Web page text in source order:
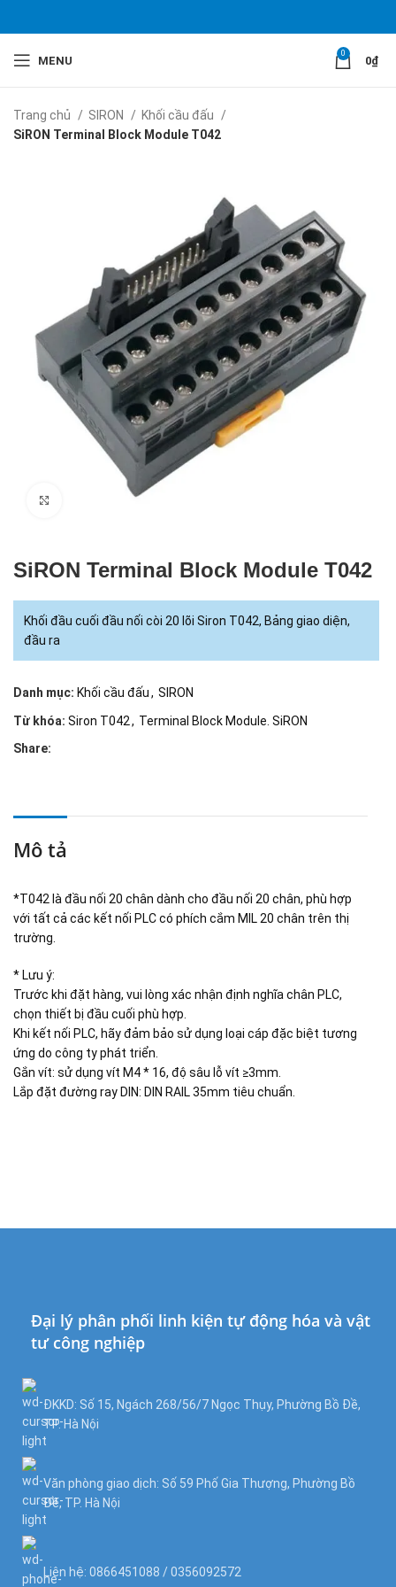
MENU
0
0₫
Trang chủ SIRON
Khối cầu đấu
SiRON Terminal Block Module T042
Click to enlarge
SiRON Terminal Block Module T042
Khối đầu cuối đầu nối còi 20 lõi Siron T042, Bảng giao diện,
đầu ra
Danh mục: Khối cầu đấu, SIRON
Từ khóa: Siron T042, Terminal Block Module. SiRON
Share:
Mô tả
*T042 là đầu nối 20 chân dành cho đầu nối 20 chân, phù hợp
với tất cả các kết nối PLC có phích cắm MIL 20 chân trên thị
trường.
* Lưu ý:
Trước khi đặt hàng, vui lòng xác nhận định nghĩa chân PLC,
chọn thiết bị đầu cuối phù hợp.
Khi kết nối PLC, hãy đảm bảo sử dụng loại cáp đặc biệt tương
ứng do công ty phát triển.
Gắn vít: sử dụng vít M4 * 16, độ sâu lỗ vít ≥3mm.
Lắp đặt đường ray DIN: DIN RAIL 35mm tiêu chuẩn.
Đại lý phân phối linh kiện tự động hóa và vật
tư công nghiệp
ĐKKD: Số 15, Ngách 268/56/7 Ngọc Thụy, Phường Bồ Đề,
TP. Hà Nội
Văn phòng giao dịch: Số 59 Phố Gia Thượng, Phường Bồ
Đề, TP. Hà Nội
Liên hệ: 0866451088 / 0356092572